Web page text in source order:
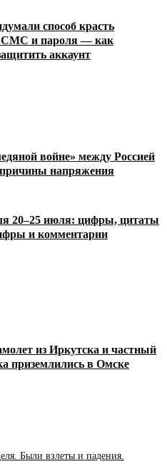
способ красть
СМС и пароля — как
аккаунт
войне» между Россией
напряжения
20–25 июля: цифры, цитаты
и комментарии
из Иркутска и частный
приземлились в Омске
Были взлеты и падения.